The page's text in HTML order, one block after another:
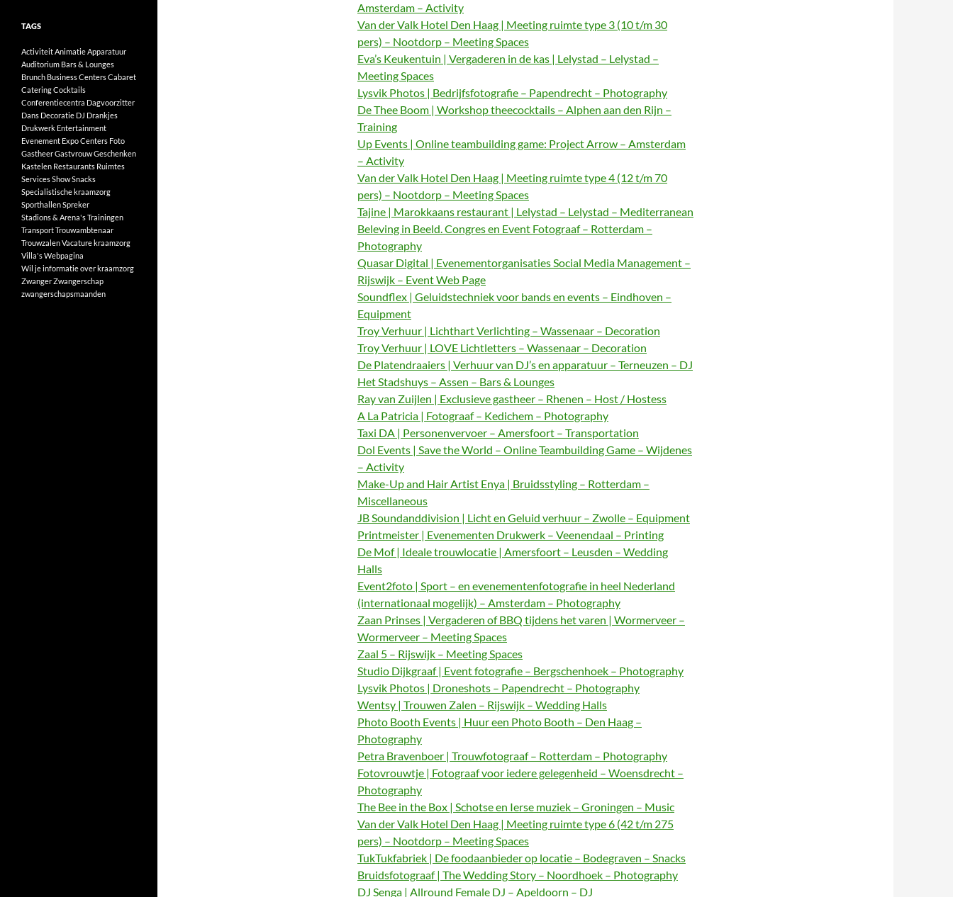
Amsterdam – Activity
Van der Valk Hotel Den Haag | Meeting ruimte type 3 (10 t/m 30
pers) – Nootdorp – Meeting Spaces
Eva’s Keukentuin | Vergaderen in de kas | Lelystad – Lelystad –
Meeting Spaces
Lysvik Photos | Bedrijfsfotografie – Papendrecht – Photography
De Thee Boom | Workshop theecocktails – Alphen aan den Rijn –
Training
Up Events | Online teambuilding game: Project Arrow – Amsterdam
– Activity
Van der Valk Hotel Den Haag | Meeting ruimte type 4 (12 t/m 70
pers) – Nootdorp – Meeting Spaces
Tajine | Marokkaans restaurant | Lelystad – Lelystad – Mediterranean
Beleving in Beeld. Congres en Event Fotograaf – Rotterdam –
Photography
Quasar Digital | Evenementorganisaties Social Media Management –
Rijswijk – Event Web Page
Soundflex | Geluidstechniek voor bands en events – Eindhoven –
Equipment
Troy Verhuur | Lichthart Verlichting – Wassenaar – Decoration
Troy Verhuur | LOVE Lichtletters – Wassenaar – Decoration
De Platendraaiers | Verhuur van DJ’s en apparatuur – Terneuzen – DJ
Het Stadshuys – Assen – Bars & Lounges
Ray van Zuijlen | Exclusieve gastheer – Rhenen – Host / Hostess
A La Patricia | Fotograaf – Kedichem – Photography
Taxi DA | Personenvervoer – Amersfoort – Transportation
Dol Events | Save the World – Online Teambuilding Game – Wijdenes
– Activity
Make-Up and Hair Artist Enya | Bruidsstyling – Rotterdam –
Miscellaneous
JB Soundanddivision | Licht en Geluid verhuur – Zwolle – Equipment
Printmeister | Evenementen Drukwerk – Veenendaal – Printing
De Mof | Ideale trouwlocatie | Amersfoort – Leusden – Wedding
Halls
Event2foto | Sport – en evenementenfotografie in heel Nederland
(internationaal mogelijk) – Amsterdam – Photography
Zaan Prinses | Vergaderen of BBQ tijdens het varen | Wormerveer –
Wormerveer – Meeting Spaces
Zaal 5 – Rijswijk – Meeting Spaces
Studio Dijkgraaf | Event fotografie – Bergschenhoek – Photography
Lysvik Photos | Droneshots – Papendrecht – Photography
Wentsy | Trouwen Zalen – Rijswijk – Wedding Halls
Photo Booth Events | Huur een Photo Booth – Den Haag –
Photography
Petra Bravenboer | Trouwfotograaf – Rotterdam – Photography
Fotovrouwtje | Fotograaf voor iedere gelegenheid – Woensdrecht –
Photography
The Bee in the Box | Schotse en Ierse muziek – Groningen – Music
Van der Valk Hotel Den Haag | Meeting ruimte type 6 (42 t/m 275
pers) – Nootdorp – Meeting Spaces
TukTukfabriek | De foodaanbieder op locatie – Bodegraven – Snacks
Bruidsfotograaf | The Wedding Story – Noordhoek – Photography
DJ Senga | Allround Female DJ – Apeldoorn – DJ
TAGS
ActiviteitAnimatieApparatuur
Auditorium Bars & Lounges
Brunch Business CentersCabaret
CateringCocktails
Conferentiecentra Dagvoorzitter
Dans Decoratie DJ Drankjes
Drukwerk Entertainment
Evenement Expo Centers Foto
GastheerGastvrouwGeschenken
Kastelen Restaurants Ruimtes
ServicesShowSnacks
Specialistische kraamzorg
SporthallenSpreker
Stadions & Arena'sTrainingen
TransportTrouwambtenaar
TrouwzalenVacature kraamzorg
Villa'sWebpagina
Wil je informatie over kraamzorg
ZwangerZwangerschap
zwangerschapsmaanden